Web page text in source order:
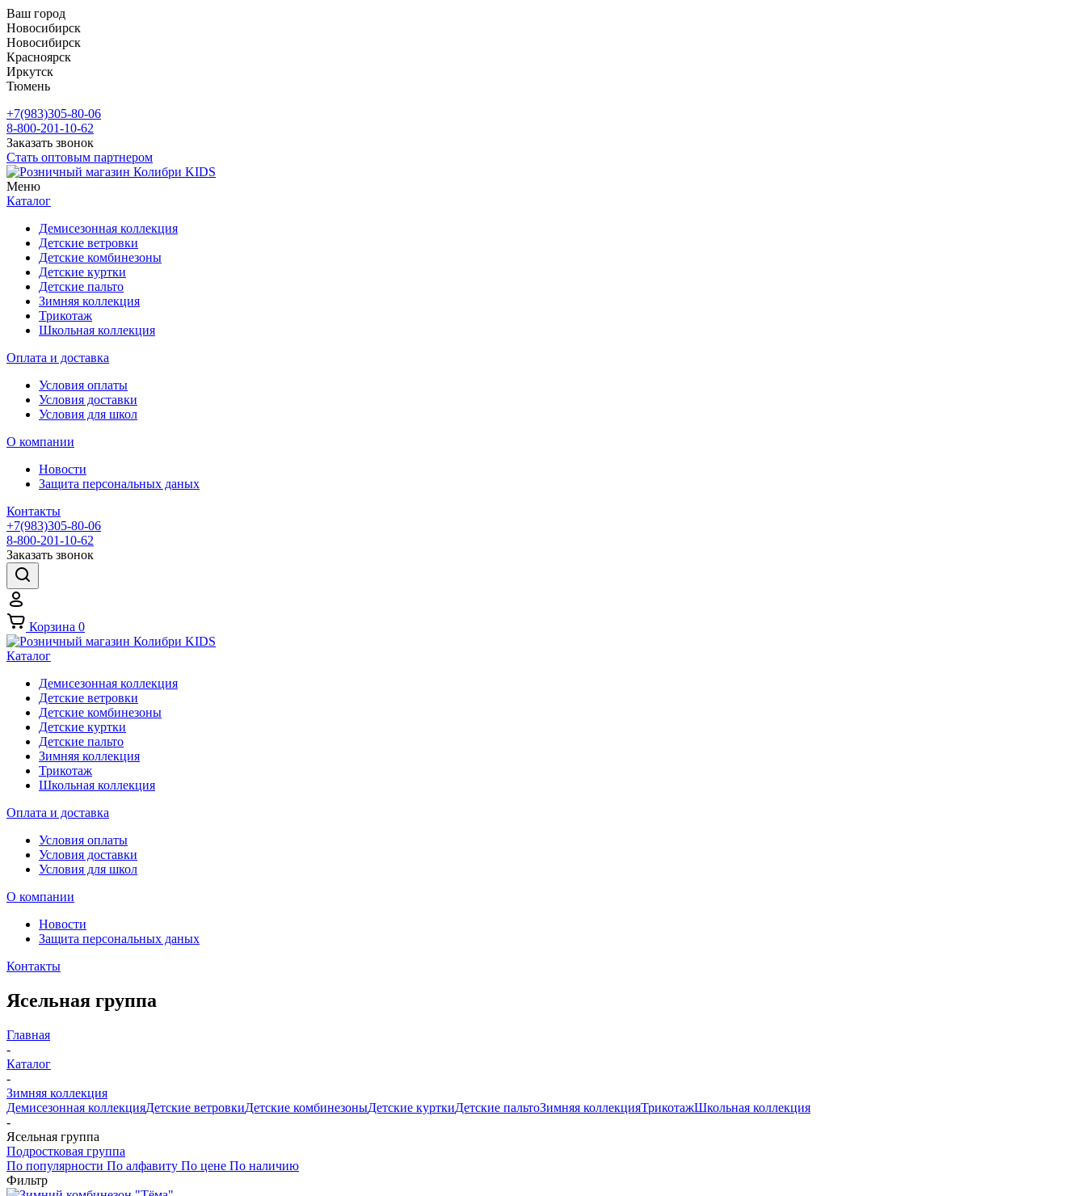
Ваш город
Новосибирск
Новосибирск
Красноярск
Иркутск
Тюмень
+7(983)305-80-06
8-800-201-10-62
Заказать звонок
Стать оптовым партнером
Меню
Каталог
Демисезонная коллекция
Детские ветровки
Детские комбинезоны
Детские куртки
Детские пальто
Зимняя коллекция
Трикотаж
Школьная коллекция
Оплата и доставка
Условия оплаты
Условия доставки
Условия для школ
О компании
Новости
Защита персональных даных
Контакты
+7(983)305-80-06
8-800-201-10-62
Заказать звонок
Корзина 0
Каталог
Демисезонная коллекция
Детские ветровки
Детские комбинезоны
Детские куртки
Детские пальто
Зимняя коллекция
Трикотаж
Школьная коллекция
Оплата и доставка
Условия оплаты
Условия доставки
Условия для школ
О компании
Новости
Защита персональных даных
Контакты
Ясельная группа
Главная
-
Каталог
-
Зимняя коллекция
Демисезонная коллекцияДетские ветровкиДетские комбинезоныДетские курткиДетские пальтоЗимняя коллекцияТрикотажШкольная коллекция
-
Ясельная группа
Подростковая группа
По популярности По алфавиту По цене По наличию
Фильтр